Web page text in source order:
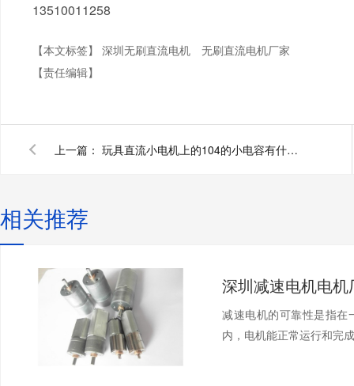
13510011258
【本文标签】 深圳无刷直流电机
无刷直流电机厂家
【责任编辑】
上一篇： 玩具直流小电机上的104的小电容有什么作用？为什么加瓷片电容？深圳小电机厂家为您揭秘:
相关推荐
减速电机的可靠性是指在
内，电机能正常运行和